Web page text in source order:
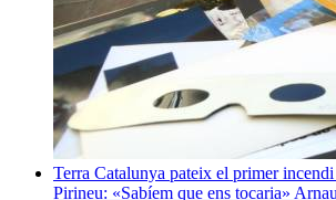
Terra Catalunya pateix el primer incendi
Pirineu: «Sabíem que ens tocaria»